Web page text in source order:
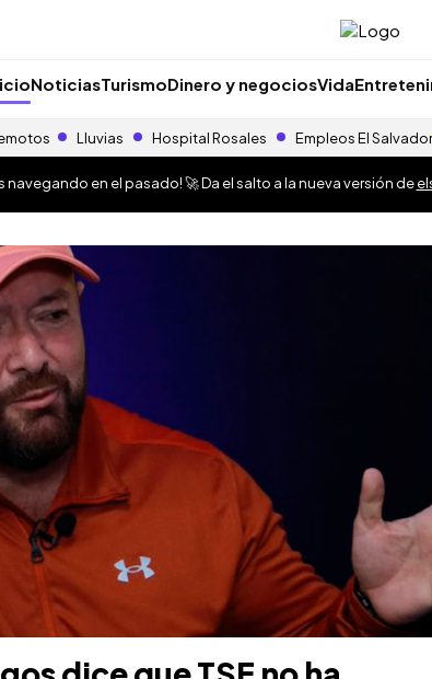
NoticiasTurismoDinero y negociosVida
Lluvias Hospital Rosales Empleos El Salvador
navegando en el pasado! 🚀 Da el salto a la nueva versión de